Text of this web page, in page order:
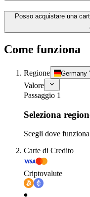
Posso acquistare una
Come funziona
Regione Germany
Valore
Passaggio 1
Seleziona
Scegli dove
Carte di Credito
Criptovalute